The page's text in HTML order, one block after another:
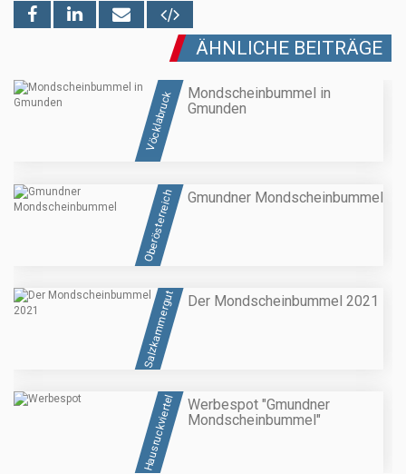
ÄHNLICHE BEITRÄGE
Vöcklabruck
Mondscheinbummel in
Gmunden
Oberösterreich Gmundner Mondscheinbummel
Salzkammergut Der Mondscheinbummel 2021
Hausruckviertel
Werbespot "Gmundner
Mondscheinbummel"